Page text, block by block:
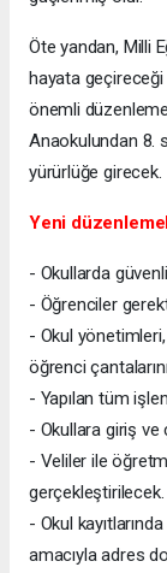
Öte yandan, Milli
hayata
önemli
Anaokulundan 8.
yürürlüğe girecek.
Yeni
- Okullarda
- Öğrenciler
- Okul
öğrenci
- Yapılan tüm
- Okullara giriş ve
- Veliler ile
gerçekleştirilecek.
- Okul
amacıyla adres